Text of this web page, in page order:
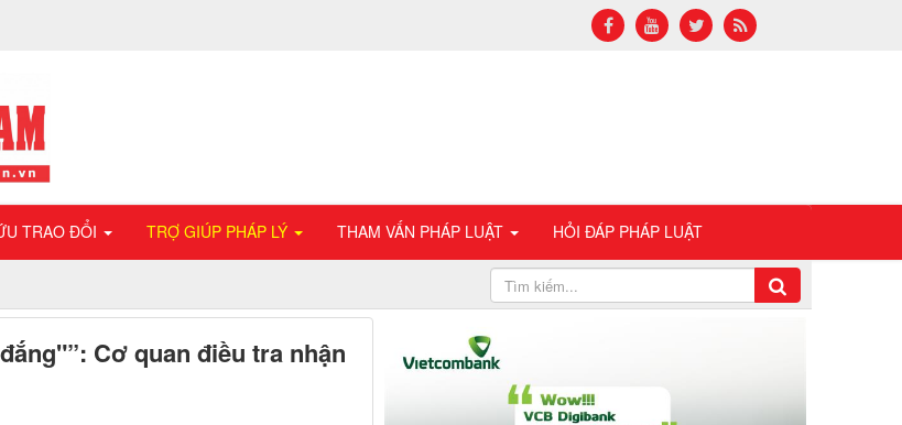
TRAO ĐỔI TRỢ GIÚP PHÁP LÝ THAM VẤN PHÁP LUẬT HỎI ĐÁP PHÁP LUẬT
Cơ quan điều tra nhận